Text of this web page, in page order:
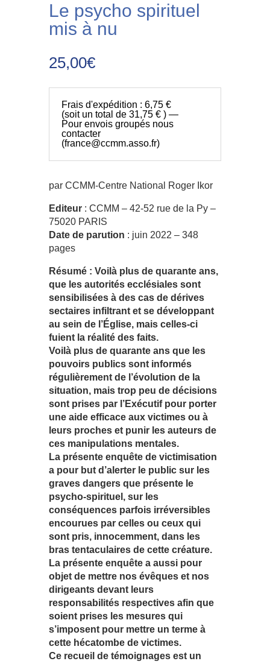
Le psycho spirituel
mis à nu
25,00€
Frais d'expédition : 6,75 €
(soit un total de 31,75 € ) —
Pour envois groupés nous
contacter
(france@ccmm.asso.fr)
par CCMM-Centre National Roger Ikor
Editeur: CCMM – 42-52 rue de la Py –
75020 PARIS
Date de parution : juin 2022 – 348
pages
Résumé : Voilà plus de quarante ans,
que les autorités ecclésiales sont
sensibilisées à des cas de dérives
sectaires infiltrant et se développant
au sein de l’Église, mais celles-ci
fuient la réalité des faits.
Voilà plus de quarante ans que les
pouvoirs publics sont informés
régulièrement de l’évolution de la
situation, mais trop peu de décisions
sont prises par l’Exécutif pour porter
une aide efficace aux victimes ou à
leurs proches et punir les auteurs de
ces manipulations mentales.
La présente enquête de victimisation
a pour but d’alerter le public sur les
graves dangers que présente le
psycho-spirituel, sur les
conséquences parfois irréversibles
encourues par celles ou ceux qui
sont pris, innocemment, dans les
bras tentaculaires de cette créature.
La présente enquête a aussi pour
objet de mettre nos évêques et nos
dirigeants devant leurs
responsabilités respectives afin que
soient prises les mesures qui
s’imposent pour mettre un terme à
cette hécatombe de victimes.
Ce recueil de témoignages est un